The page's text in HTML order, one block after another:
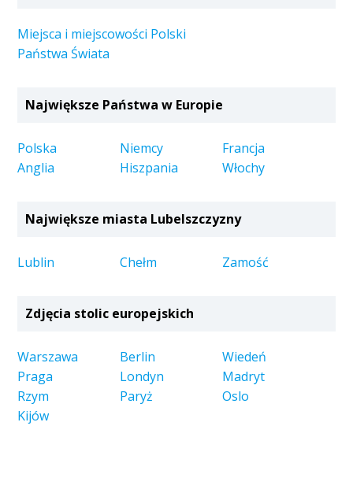
Miejsca i miejscowości Polski
Państwa Świata
Największe Państwa w Europie
Polska Niemcy
Francja
Anglia
Hiszpania Włochy
Największe miasta Lubelszczyzny
Lublin Chełm Zamość
Zdjęcia stolic europejskich
Warszawa Berlin
Wiedeń
Praga
Londyn
Madryt
Rzym
Paryż
Oslo
Kijów